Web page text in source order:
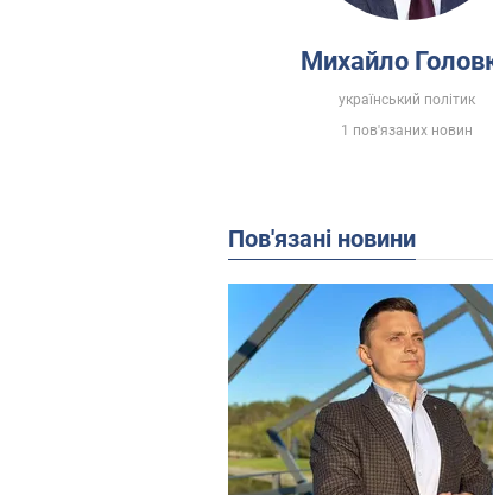
Михайло
український політик
1 пов'язаних новин
Пов'язані новини